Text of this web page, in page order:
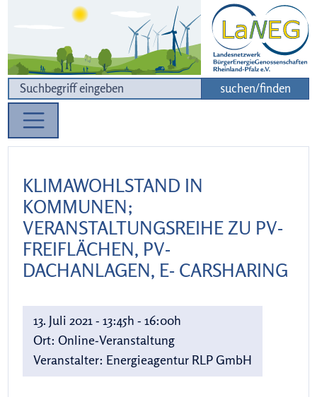
Zur Navigation
Zum Inhalt
suchen/finden
KLIMAWOHLSTAND IN
KOMMUNEN;
VERANSTALTUNGSREIHE ZU PV-
FREIFLÄCHEN, PV-
DACHANLAGEN, E- CARSHARING
13. Juli 2021 - 13:45h - 16:00h
Ort: Online-Veranstaltung
Veranstalter: Energieagentur RLP GmbH